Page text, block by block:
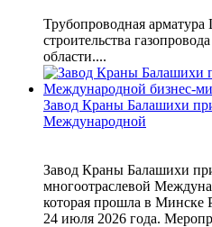
Трубопроводная
строительства
области....
Завод Краны Балашихи
Международной
Завод Краны Балашихи
многоотраслевой
которая прошла в Минске
24 июля 2026 года.